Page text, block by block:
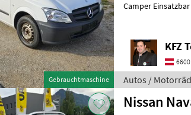
Gebrauchtmaschine
Camper
KFZ
Autos /
Nissan